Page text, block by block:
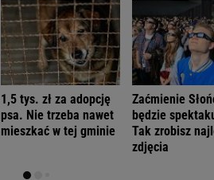
1,5 tys. zł za adopcję
psa. Nie trzeba nawet
mieszkać w tej gminie
Zaćmienie
będzie
Tak zrobisz
zdjęcia